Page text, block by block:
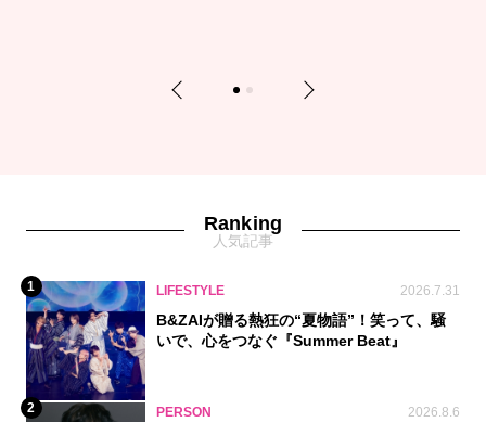
Previous 1 2 Next
Ranking
人気記事
1 LIFESTYLE 2026.7.31
B&ZAIが贈る熱狂の“夏物語”！笑って、騒
いで、心をつなぐ『Summer Beat』
2 PERSON 2026.8.6